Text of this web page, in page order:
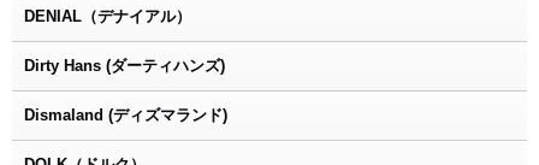
DENIAL（デナイアル）
Dirty Hans (ダーティハンズ)
Dismaland (ディズマランド)